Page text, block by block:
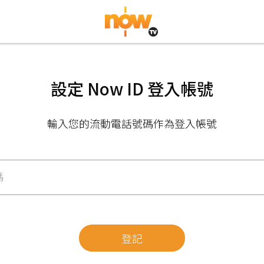
設定 Now ID 登入帳號
輸入您的流動電話號碼作為登入帳號
登記